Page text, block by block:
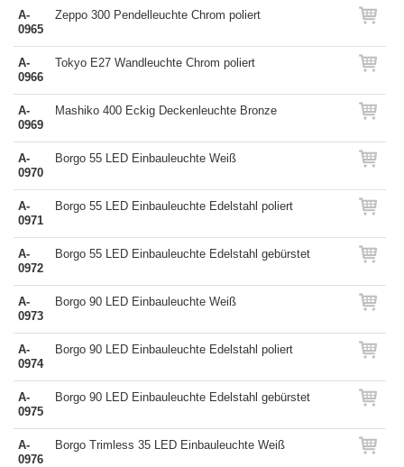
A-
0965
Zeppo 300 Pendelleuchte Chrom poliert
A-
0966
Tokyo E27 Wandleuchte Chrom poliert
A-
0969
Mashiko 400 Eckig Deckenleuchte Bronze
A-
0970
Borgo 55 LED Einbauleuchte Weiß
A-
0971
Borgo 55 LED Einbauleuchte Edelstahl poliert
A-
0972
Borgo 55 LED Einbauleuchte Edelstahl gebürstet
A-
0973
Borgo 90 LED Einbauleuchte Weiß
A-
0974
Borgo 90 LED Einbauleuchte Edelstahl poliert
A-
0975
Borgo 90 LED Einbauleuchte Edelstahl gebürstet
A-
0976
Borgo Trimless 35 LED Einbauleuchte Weiß